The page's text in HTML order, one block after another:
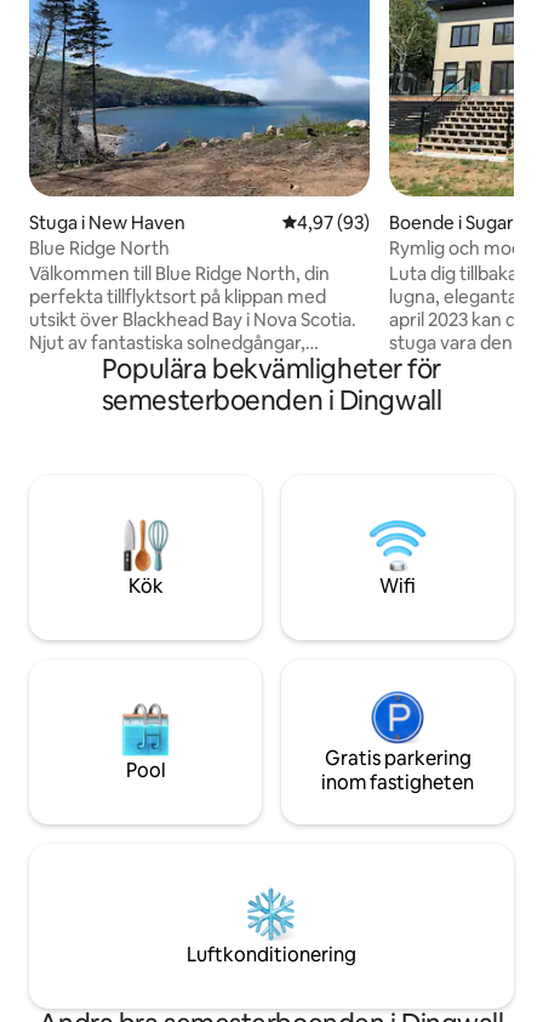
Stuga i New Haven 4,97 av 5 i genomsnittligt
4,97 (93)
Blue Ridge North
Välkommen till Blue Ridge North, din
perfekta tillflyktsort på klippan med
utsikt över Blackhead Bay i Nova Scotia.
Njut av fantastiska solnedgångar,
havsbrisar och alla bekvämligheter du är
van vid hemifrån. Utforska natursköna
vandringsleder, historiska White Point
Cape North. Oavsett om du söker
äventyr eller lugn är Blue Ridge North din
perfekta tillflyktsort. Boka nu för att
skapa oförglömliga minnen!
Boende i Sugar
Rymlig och
Luta dig tillbaka
lugna, eleganta boende.
april 2023 kan
stuga vara den
utforska Cabot
en destination för sig
skogen, med
fantastiska
de många lokala
valskådning eller
Populära bekvämligheter för
semesterboenden i Dingwall
Kök Wifi
Pool
Gratis parkering
inom fastigheten
Luftkonditionering